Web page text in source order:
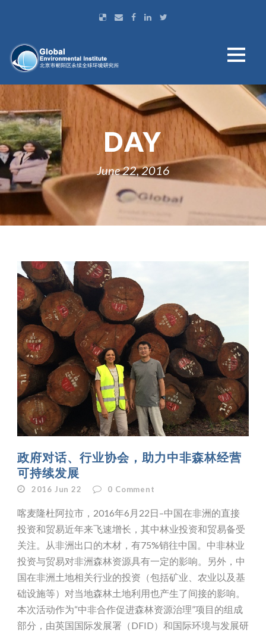
DAY
June 22, 2016
政府对话、行业协会，助力中非森林经营
可持续发展
2016 Jun 22 0 Comment
喀麦隆杜阿拉市，2016年6月22日–中国在非洲的直接
投资和贸易近年来飞速增长，其中林业投资和贸易备受
关注。从非洲出口的木材，有75%销往中国。中非林业
投资与贸易对非洲森林资源具有一定的影响。另外，中
国在非洲土地相关行业的投资（包括矿业、农业以及基
础设施等）对当地森林土地利用也产生了间接的影响。
本次活动作为“中非合作促进森林资源治理”项目的组成
部分，由英国国际发展署（DFID）和国际环境与发展研